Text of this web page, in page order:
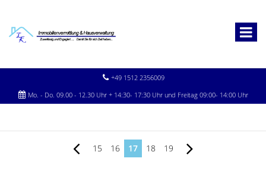
+49 1512 2356009
Mo. - Do. 09.00 - 12.30 Uhr + 14:30- 17:30 Uhr und Freitag 09:00- 14:00 Uhr
15 16 17 18 19